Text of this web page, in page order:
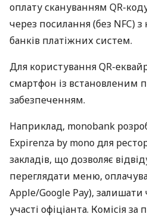
оплату скануванням QR-
через посилання (без NFC)
банків платіжних систем.
Для користування QR-
смартфон із встановленим
забезпеченням.
Наприклад, monobank
Expirenza by mono для
закладів, що дозволяє
переглядати меню,
Apple/Google Pay), залишати
участі офіціанта. Комісія